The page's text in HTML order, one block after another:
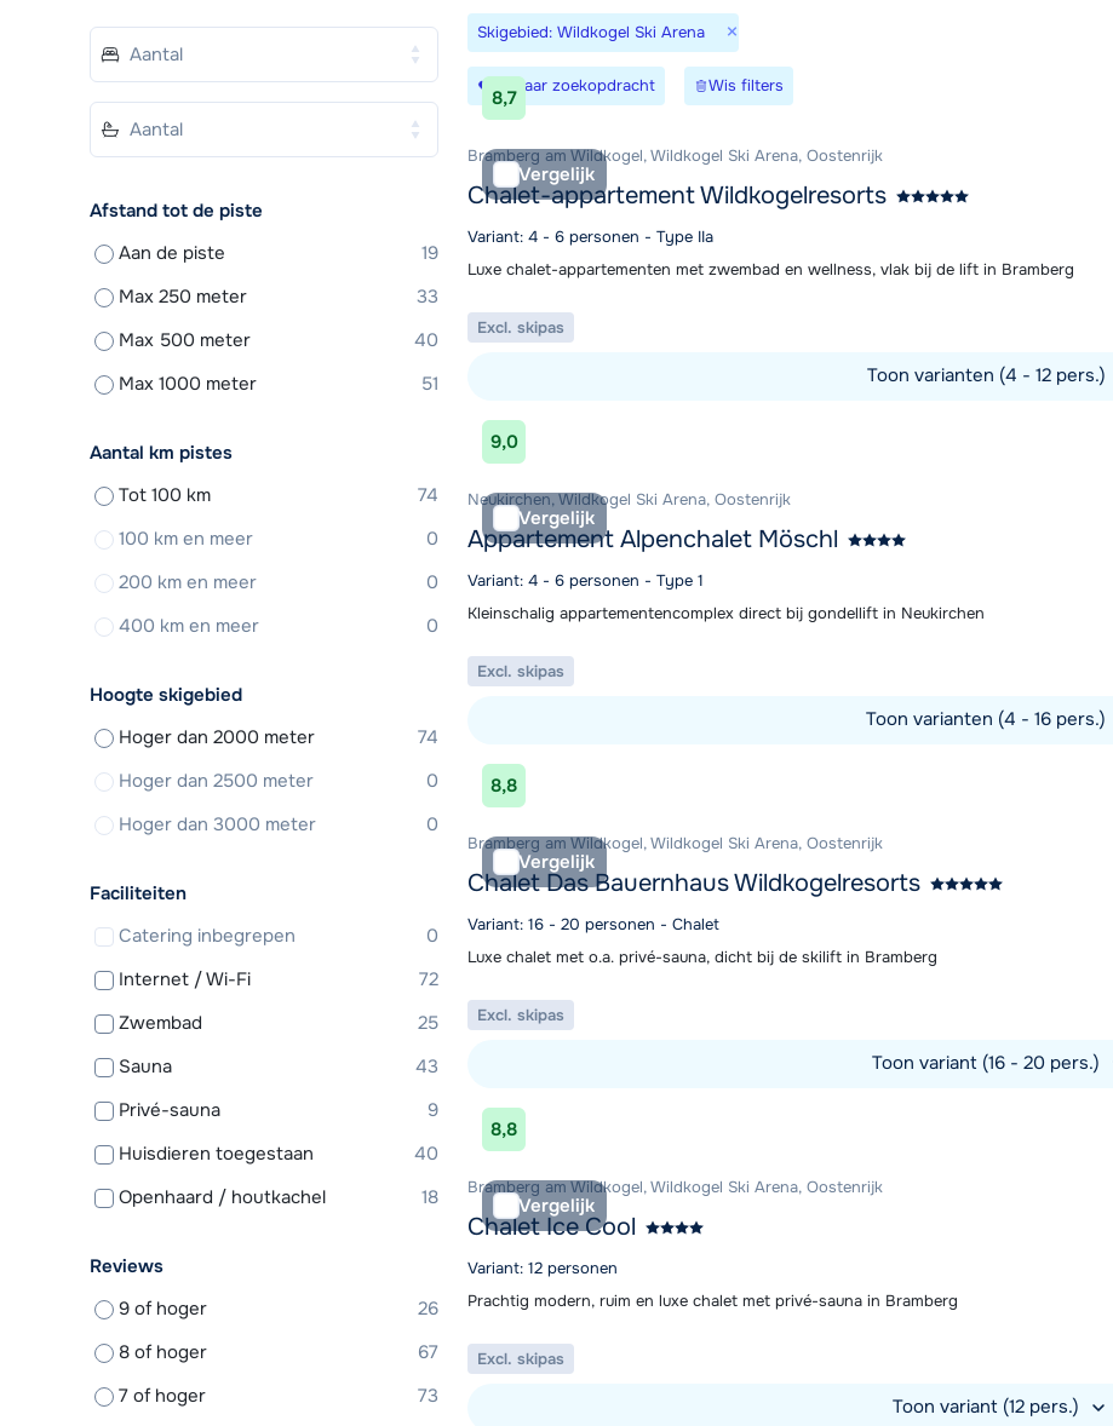
Skigebied: Wildkogel Ski Arena ×
Bewaar zoekopdracht Wis filters
8,7
Vergelijk
Bramberg am Wildkogel, Wildkogel Ski Arena, Oostenrijk
Chalet-appartement Wildkogelresorts
Variant: 4 - 6 personen - Type IIa
Luxe chalet-appartementen met zwembad en wellness, vlak bij de lift in Bramberg
Excl. skipas
Toon varianten (4 - 12 pers.)
Bekijk accommodatie
9,0
Vergelijk
Neukirchen, Wildkogel Ski Arena, Oostenrijk
Appartement Alpenchalet Möschl
Variant: 4 - 6 personen - Type 1
Kleinschalig appartementencomplex direct bij gondellift in Neukirchen
Excl. skipas
Toon varianten (4 - 16 pers.)
Bekijk accommodatie
8,8
Vergelijk
Bramberg am Wildkogel, Wildkogel Ski Arena, Oostenrijk
Chalet Das Bauernhaus Wildkogelresorts
Variant: 16 - 20 personen - Chalet
Luxe chalet met o.a. privé-sauna, dicht bij de skilift in Bramberg
Excl. skipas
Toon variant (16 - 20 pers.)
Bekijk accommodatie
8,8
Vergelijk
Bramberg am Wildkogel, Wildkogel Ski Arena, Oostenrijk
Chalet Ice Cool
Variant: 12 personen
Prachtig modern, ruim en luxe chalet met privé-sauna in Bramberg
Excl. skipas
Toon variant (12 pers.)
Afstand tot de piste
Aan de piste
19
Max 250 meter
33
Max 500 meter
40
Max 1000 meter
51
Aantal km pistes
Tot 100 km
74
100 km en meer
0
200 km en meer
0
400 km en meer
0
Hoogte skigebied
Hoger dan 2000 meter
74
Hoger dan 2500 meter
0
Hoger dan 3000 meter
0
Faciliteiten
Catering inbegrepen
0
Internet / Wi-Fi
72
Zwembad
25
Sauna
43
Privé-sauna
9
Huisdieren toegestaan
40
Openhaard / houtkachel
18
Reviews
9 of hoger
26
8 of hoger
67
7 of hoger
73